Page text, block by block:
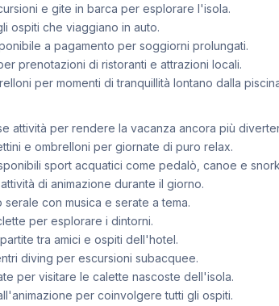
e gite in barca per esplorare l'isola.
ospiti che viaggiano in auto.
a pagamento per soggiorni prolungati.
prenotazioni di ristoranti e attrazioni locali.
per momenti di tranquillità lontano dalla
attività per rendere la vacanza ancora più
e ombrelloni per giornate di puro relax.
sport acquatici come pedalò, canoe e
di animazione durante il giorno.
serale con musica e serate a tema.
per esplorare i dintorni.
tra amici e ospiti dell'hotel.
diving per escursioni subacquee.
per visitare le calette nascoste dell'isola.
per coinvolgere tutti gli ospiti.